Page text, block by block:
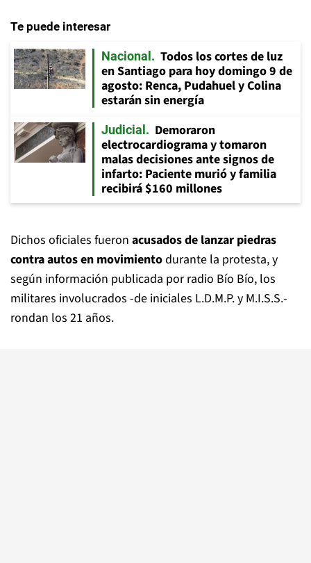
Te puede interesar
Nacional
Todos los cortes de luz
en Santiago para hoy domingo 9 de
agosto: Renca, Pudahuel y Colina
estarán sin energía
Judicial
Demoraron
electrocardiograma y tomaron
malas decisiones ante signos de
infarto: Paciente murió y familia
recibirá $160 millones
Dichos oficiales fueron acusados de lanzar piedras
contra autos en movimientodurante la protesta, y
según información publicada por radio Bío Bío, los
militares involucrados -de iniciales L.D.M.P. y M.I.S.S.-
rondan los 21 años.